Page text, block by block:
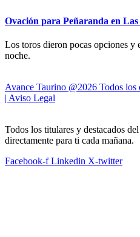
Ovación para Peñaranda en Las
Los toros dieron pocas opciones
noche.
Avance Taurino @2026 Todos los
| Aviso Legal
Todos los titulares y destacados
directamente para ti cada mañana.
Facebook-f Linkedin X-twitter